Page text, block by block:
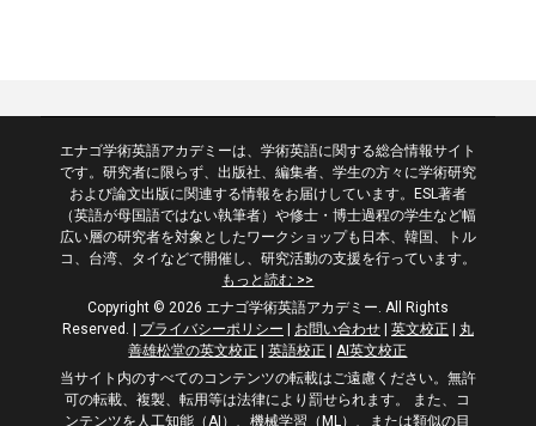
エナゴ学術英語アカデミーは、学術英語に関する総合情報サイト
です。研究者に限らず、出版社、編集者、学生の方々に学術研究
および論文出版に関連する情報をお届けしています。ESL著者
（英語が母国語ではない執筆者）や修士・博士過程の学生など幅
広い層の研究者を対象としたワークショップも日本、韓国、トル
コ、台湾、タイなどで開催し、研究活動の支援を行っています。
もっと読む >>
Copyright © 2026 エナゴ学術英語アカデミー. All Rights
Reserved.
プライバシーポリシー お問い合わせ| 英文校正
丸
善雄松堂の英文校正
|英語校正 |AI英文校正
当サイト内のすべてのコンテンツの転載はご遠慮ください。無許
可の転載、複製、転用等は法律により罰せられます。 また、コ
ンテンツを人工知能（AI）、機械学習（ML）、または類似の目